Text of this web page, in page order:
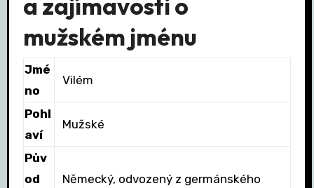
a zajímavosti o
mužském jménu
Jmé
no
Vilém
Pohl
aví
Mužské
Pův
od
Německý, odvozený z germánského